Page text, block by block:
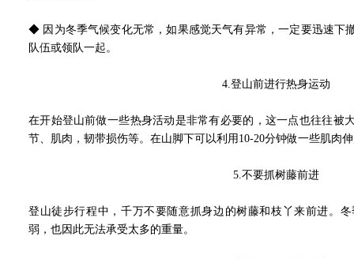
◆ 因为冬季气候变化无常，如果感觉天气有异常，一定要迅速下
队伍或领队一起。
4.登山前进行热身运动
在开始登山前做一些热身活动是非常有必要的，这一点也往往被
节、肌肉，韧带损伤等。在山脚下可以利用10-20分钟做一些肌肉
5.不要抓树藤前进
登山徒步行程中，千万不要随意抓身边的树藤和枝丫来前进。
弱，也因此无法承受太多的重量。